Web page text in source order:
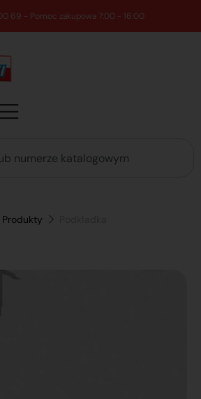
69 - Pomoc zakupowa 7:00 - 16:00
Produkty